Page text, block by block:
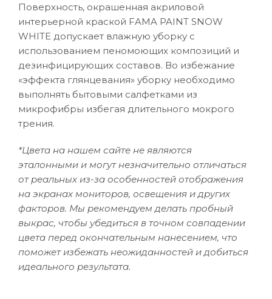
Поверхность, окрашенная акриловой
интерьерной краской FAMA PAINT SNOW
WHITE допускает влажную уборку с
использованием пеномоющих композиций и
дезинфицирующих составов. Во избежание
«эффекта глянцевания» уборку необходимо
выполнять бытовыми салфетками из
микрофибры избегая длительного мокрого
трения.
*Цвета на нашем сайте не являются
эталонными и могут незначительно отличаться
от реальных из-за особенностей отображения
на экранах мониторов, освещения и других
факторов. Мы рекомендуем делать пробный
выкрас, чтобы убедиться в точном совпадении
цвета перед окончательным нанесением, что
поможет избежать неожиданностей и добиться
идеального результата.